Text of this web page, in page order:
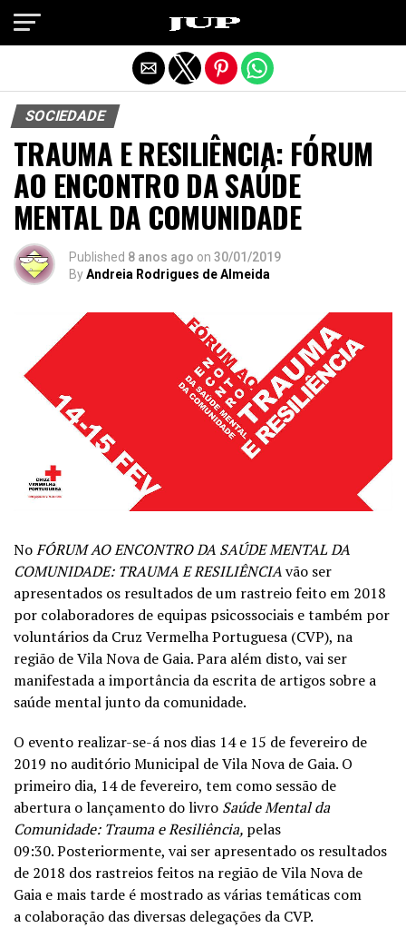
SOCIEDADE
TRAUMA E RESILIÊNCIA: FÓRUM
AO ENCONTRO DA SAÚDE
MENTAL DA COMUNIDADE
Published 8 anos ago on 30/01/2019
ByAndreia Rodrigues de Almeida
NoFÓRUM AO ENCONTRO DA SAÚDE MENTAL DA
COMUNIDADE: TRAUMA E RESILIÊNCIAvão ser
apresentados os resultados de um rastreio feito em 2018
por colaboradores de equipas psicossociais e também por
voluntários da Cruz Vermelha Portuguesa (CVP), na
região de Vila Nova de Gaia. Para além disto, vai ser
manifestada a importância da escrita de artigos sobre a
saúde mental junto da comunidade.
O evento realizar-se-á nos dias 14 e 15 de fevereiro de
2019 no auditório Municipal de Vila Nova de Gaia. O
primeiro dia, 14 de fevereiro, tem como sessão de
abertura o lançamento do livro Saúde Mental da
Comunidade: Trauma e Resiliência, pelas
09:30. Posteriormente, vai ser apresentado os resultados
de 2018 dos rastreios feitos na região de Vila Nova de
Gaia e mais tarde é mostrado as várias temáticas com
a colaboração das diversas delegações da CVP.
Exit mobile version